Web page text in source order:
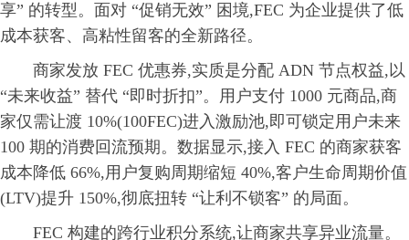
享” 的转型。面对 “促销无效” 困境,FEC 为企业提供了低
成本获客、高粘性留客的全新路径。
商家发放 FEC 优惠券,实质是分配 ADN 节点权益,以
“未来收益” 替代 “即时折扣”。用户支付 1000 元商品,商
家仅需让渡 10%(100FEC)进入激励池,即可锁定用户未来
100 期的消费回流预期。数据显示,接入 FEC 的商家获客
成本降低 66%,用户复购周期缩短 40%,客户生命周期价值
(LTV)提升 150%,彻底扭转 “让利不锁客” 的局面。
FEC 构建的跨行业积分系统,让商家共享异业流量。